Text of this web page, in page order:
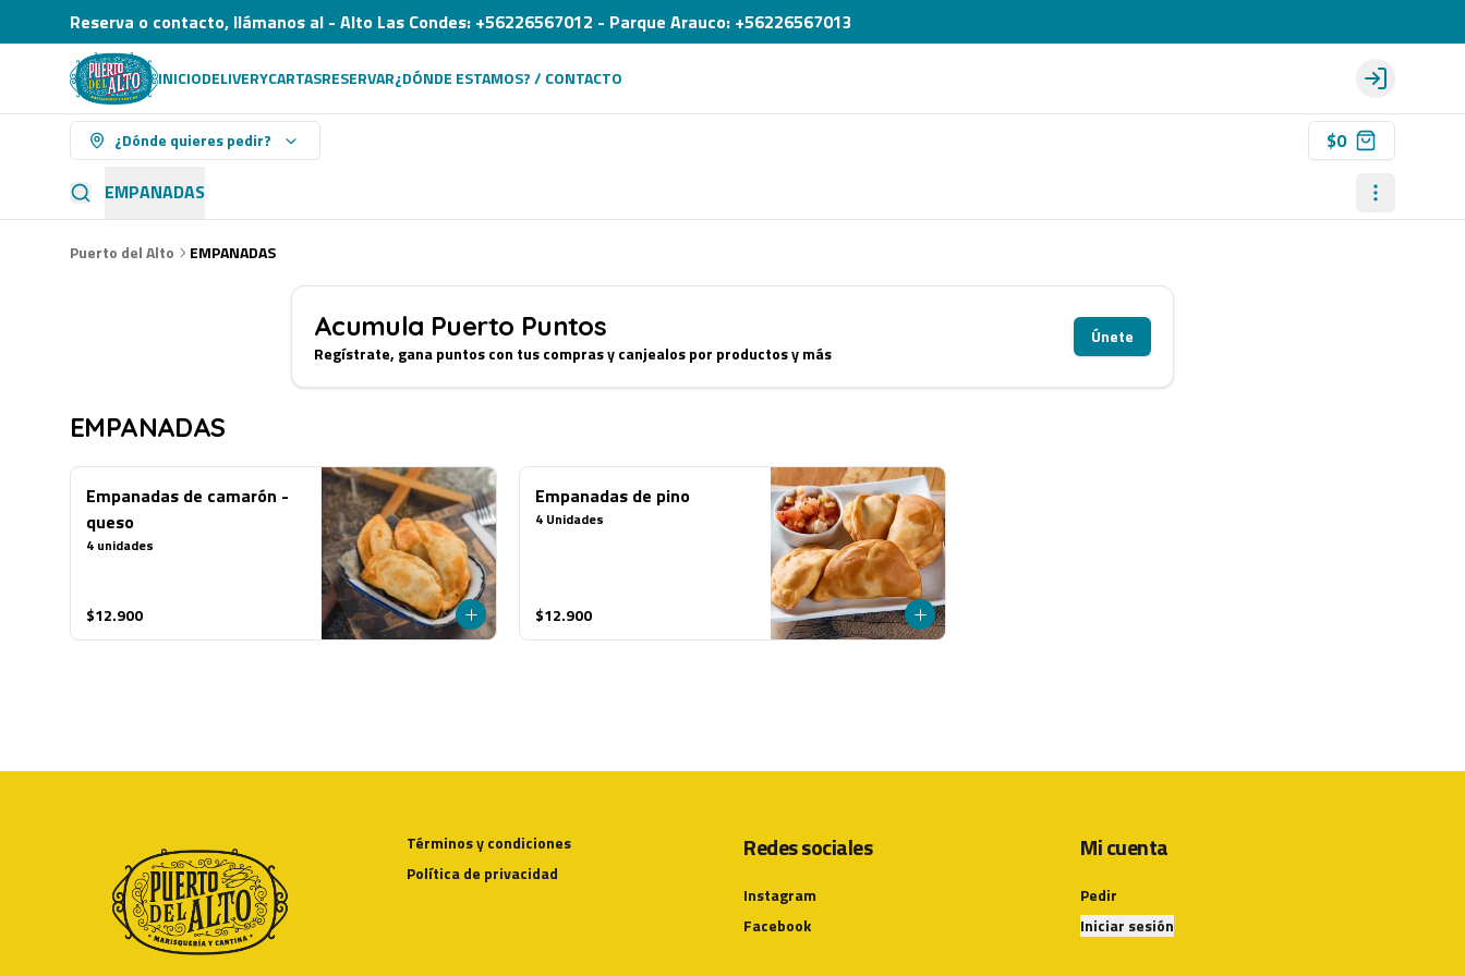
Reserva o contacto, llámanos al - Alto Las Condes: +56226567012 - Parque Arauco: +56226567013
INICIODELIVERYCARTASRESERVAR¿DÓNDE ESTAMOS? / CONTACTO Login
¿Dónde quieres pedir?
$0
EMPANADAS
Puerto del Alto EMPANADAS
Acumula Puerto Puntos
Regístrate, gana puntos con tus compras y canjealos por productos y más
Únete
EMPANADAS
Empanadas de camarón -
queso
4 unidades
$12.900
Empanadas de pino
4 Unidades
$12.900
Términos y condiciones
Política de privacidad
Redes sociales
Instagram
Facebook
Mi cuenta
Pedir
Iniciar sesión